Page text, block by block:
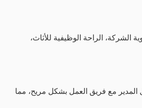
الشركة، الراحة الوظيفية للأثاث،
المدير مع فريق العمل بشكل مريح، مما